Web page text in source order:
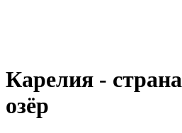
Карелия -
озёр